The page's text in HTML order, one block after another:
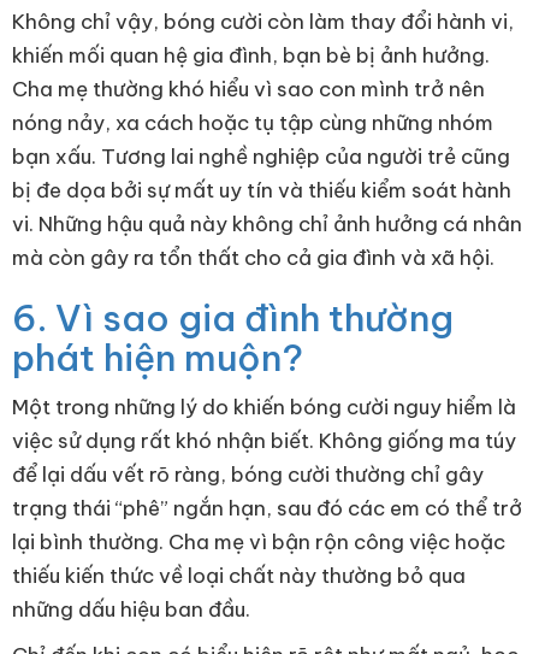
Không chỉ vậy, bóng cười còn làm thay đổi hành vi,
khiến mối quan hệ gia đình, bạn bè bị ảnh hưởng.
Cha mẹ thường khó hiểu vì sao con mình trở nên
nóng nảy, xa cách hoặc tụ tập cùng những nhóm
bạn xấu. Tương lai nghề nghiệp của người trẻ cũng
bị đe dọa bởi sự mất uy tín và thiếu kiểm soát hành
vi. Những hậu quả này không chỉ ảnh hưởng cá nhân
mà còn gây ra tổn thất cho cả gia đình và xã hội.
6. Vì sao gia đình thường
phát hiện muộn?
Một trong những lý do khiến bóng cười nguy hiểm là
việc sử dụng rất khó nhận biết. Không giống ma túy
để lại dấu vết rõ ràng, bóng cười thường chỉ gây
trạng thái “phê” ngắn hạn, sau đó các em có thể trở
lại bình thường. Cha mẹ vì bận rộn công việc hoặc
thiếu kiến thức về loại chất này thường bỏ qua
những dấu hiệu ban đầu.